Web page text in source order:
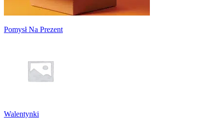
Pomysł Na Prezent
Walentynki